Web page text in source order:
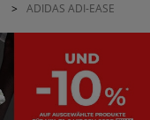
> ADIDAS ADI-EASE